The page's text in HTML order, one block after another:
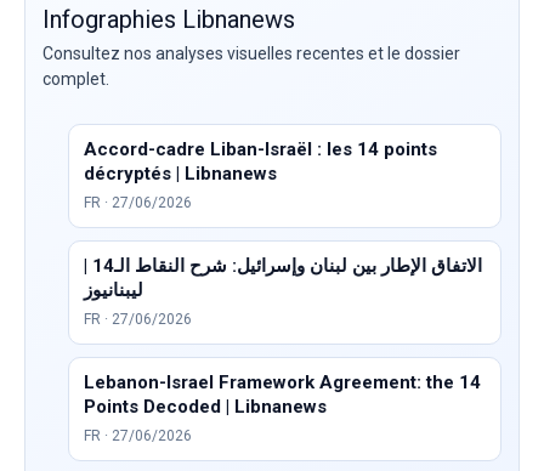
Infographies Libnanews
Consultez nos analyses visuelles recentes et le dossier
complet.
Accord-cadre Liban-Israël : les 14 points
décryptés | Libnanews
FR · 27/06/2026
الاتفاق الإطار بين لبنان وإسرائيل: شرح النقاط الـ14 |
ليبنانيوز
FR · 27/06/2026
Lebanon-Israel Framework Agreement: the 14
Points Decoded | Libnanews
FR · 27/06/2026